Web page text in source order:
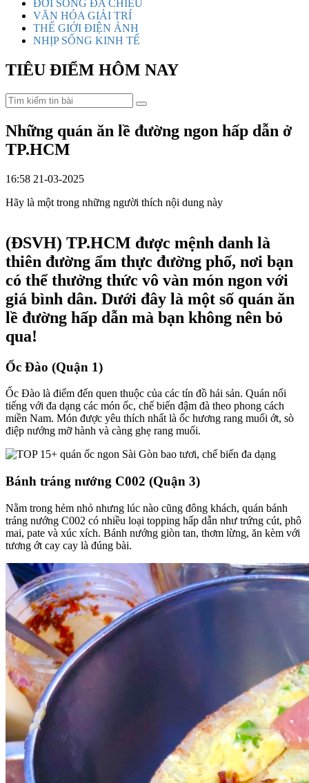
ĐỜI SỐNG ĐA CHIỀU
VĂN HÓA GIẢI TRÍ
THẾ GIỚI ĐIỆN ẢNH
NHỊP SỐNG KINH TẾ
TIÊU ĐIỂM HÔM NAY
Những quán ăn lề đường ngon hấp dẫn ở
TP.HCM
16:58 21-03-2025
Hãy là một trong những người thích nội dung này
(ĐSVH) TP.HCM được mệnh danh là
thiên đường ẩm thực đường phố, nơi bạn
có thể thưởng thức vô vàn món ngon với
giá bình dân. Dưới đây là một số quán ăn
lề đường hấp dẫn mà bạn không nên bỏ
qua!
Ốc Đào (Quận 1)
Ốc Đào là điểm đến quen thuộc của các tín đồ hải sản. Quán nổi
tiếng với đa dạng các món ốc, chế biến đậm đà theo phong cách
miền Nam. Món được yêu thích nhất là ốc hương rang muối ớt, sò
điệp nướng mỡ hành và càng ghẹ rang muối.
Bánh tráng nướng C002 (Quận 3)
Nằm trong hẻm nhỏ nhưng lúc nào cũng đông khách, quán bánh
tráng nướng C002 có nhiều loại topping hấp dẫn như trứng cút, phô
mai, pate và xúc xích. Bánh nướng giòn tan, thơm lừng, ăn kèm với
tương ớt cay cay là đúng bài.